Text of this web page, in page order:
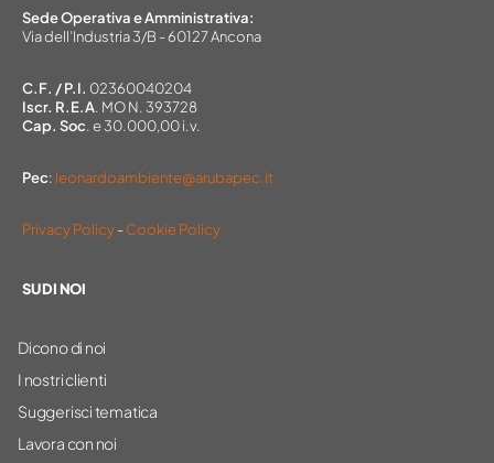
Sede Operativa e Amministrativa:
Via dell’Industria 3/B - 60127 Ancona
C.F. / P.I. 02360040204
Iscr. R.E.A. MO N. 393728
Cap. Soc. e 30.000,00 i.v.
Pec: leonardoambiente@arubapec.it
Privacy Policy-Cookie Policy
SU DI NOI
Dicono di noi
I nostri clienti
Suggerisci tematica
Lavora con noi